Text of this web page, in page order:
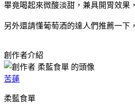
畢竟喝起來微酸淡甜，兼具開胃效果
另外還請懂葡萄酒的達人們推薦一下
創作者介紹
苦蓮
柔藍食單